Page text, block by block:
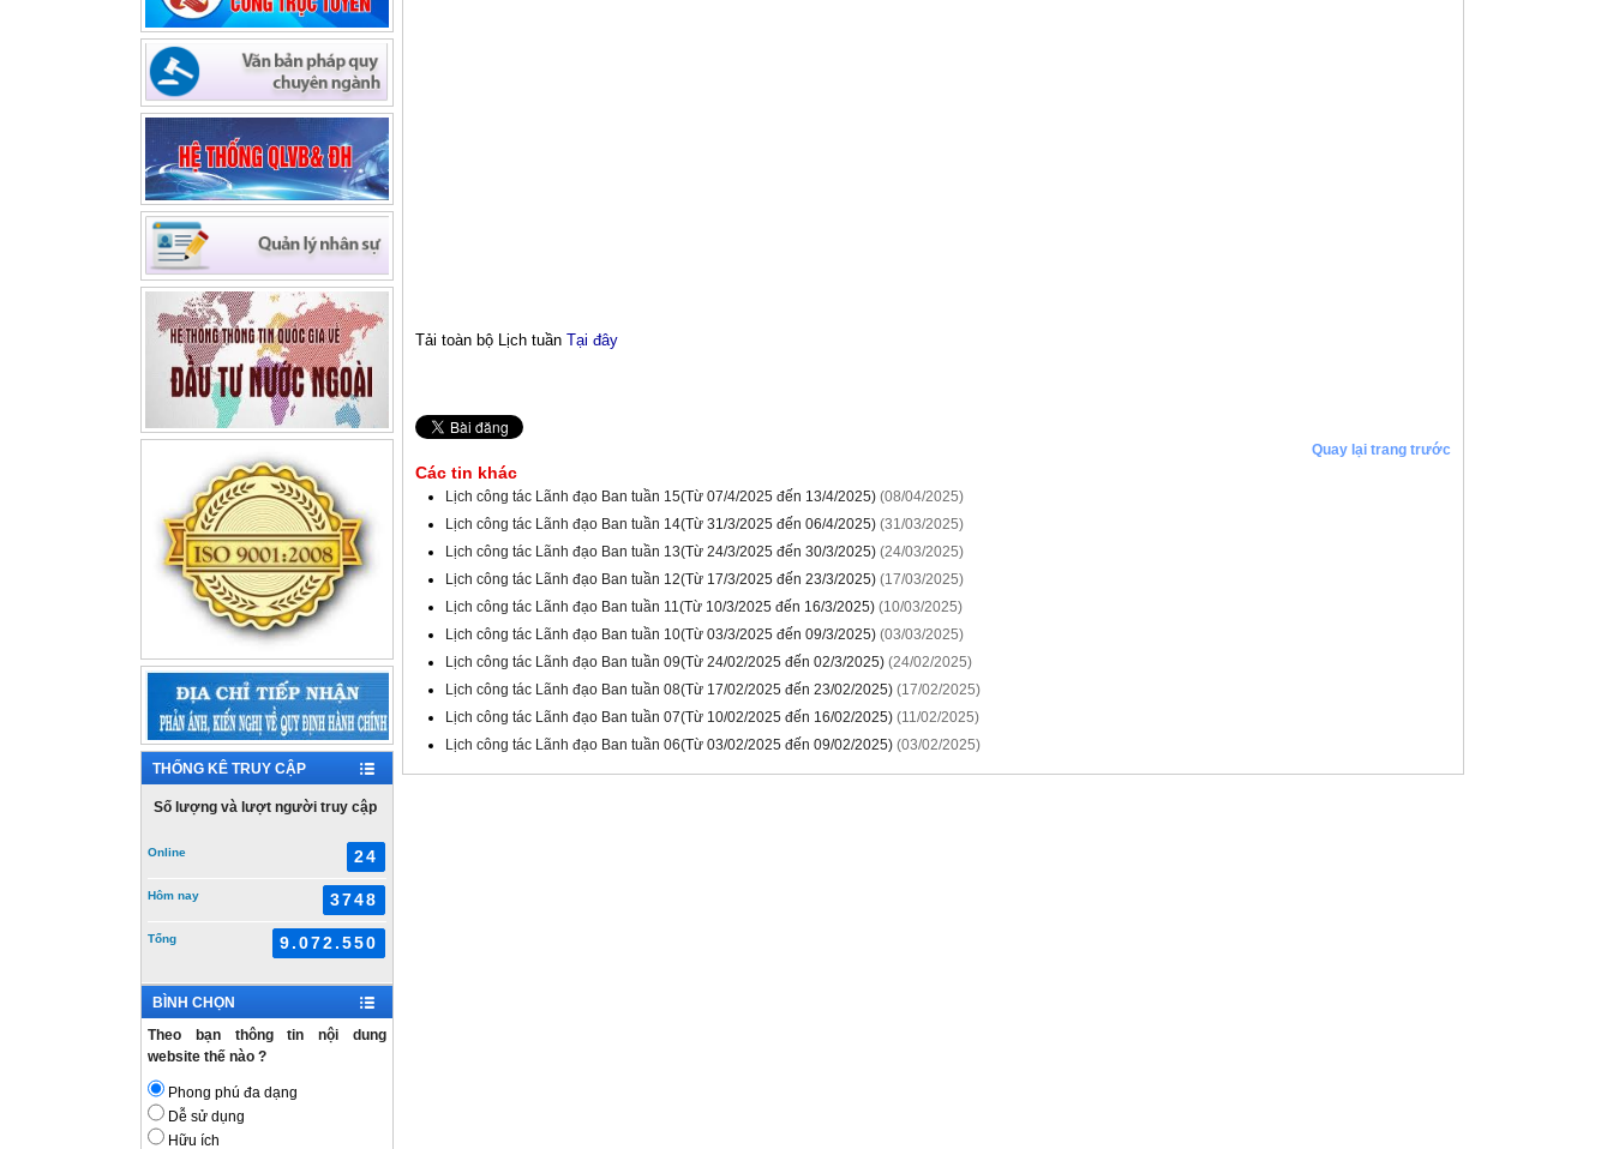
Công văn số 180/QDNNVV-NVCV
ngày 27/9/2022 V/v thông tin hỗ
trợ tài chính đối với DNNVV của
Quỹ Phát triển DNNVV -
(27/09/2022)
THỐNG KÊ TRUY CẬP
Số lượng và lượt người truy cập
Online 24
Hôm nay 3748
Tổng 9.072.550
BÌNH CHỌN
Theo bạn thông tin nội dung
website thế nào ?
Phong phú đa dạng
Dễ sử dụng
Hữu ích
Tải toàn bộ Lịch tuần Tại đây
Quay lại trang trước
Các tin khác
Lịch công tác Lãnh đạo Ban tuần 15(Từ 07/4/2025 đến 13/4/2025) (08/04/2025)
Lịch công tác Lãnh đạo Ban tuần 14(Từ 31/3/2025 đến 06/4/2025) (31/03/2025)
Lịch công tác Lãnh đạo Ban tuần 13(Từ 24/3/2025 đến 30/3/2025) (24/03/2025)
Lịch công tác Lãnh đạo Ban tuần 12(Từ 17/3/2025 đến 23/3/2025) (17/03/2025)
Lịch công tác Lãnh đạo Ban tuần 11(Từ 10/3/2025 đến 16/3/2025) (10/03/2025)
Lịch công tác Lãnh đạo Ban tuần 10(Từ 03/3/2025 đến 09/3/2025) (03/03/2025)
Lịch công tác Lãnh đạo Ban tuần 09(Từ 24/02/2025 đến 02/3/2025) (24/02/2025)
Lịch công tác Lãnh đạo Ban tuần 08(Từ 17/02/2025 đến 23/02/2025) (17/02/2025)
Lịch công tác Lãnh đạo Ban tuần 07(Từ 10/02/2025 đến 16/02/2025) (11/02/2025)
Lịch công tác Lãnh đạo Ban tuần 06(Từ 03/02/2025 đến 09/02/2025) (03/02/2025)